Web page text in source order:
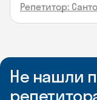
Репетитор:
Не нашли